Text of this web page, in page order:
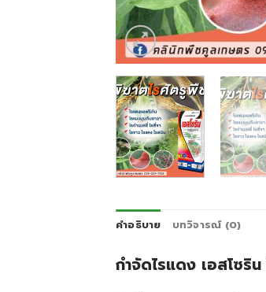
คำอธิบาย บทวิจารณ์ (0)
กำจัดไรแดง เอสโซ